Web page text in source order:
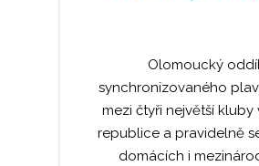
Olomoucký
synchronizovaného
mezi čtyři největší kluby
republice a pravidelně
domácích i